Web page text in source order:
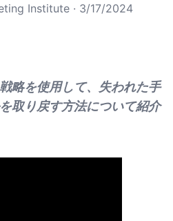
Institute · 3/17/2024
略を使用して、失われた手
取り戻す方法について紹介